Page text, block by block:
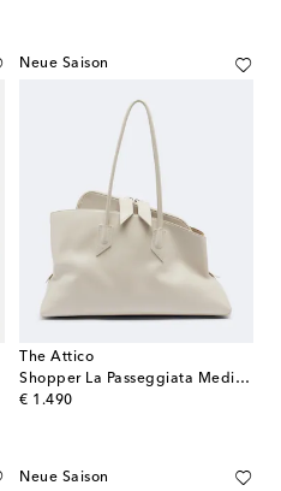
Neue Saison
The Attico
Shopper La Passeggiata Medium aus Leder
€ 1.490
original price
Neue Saison